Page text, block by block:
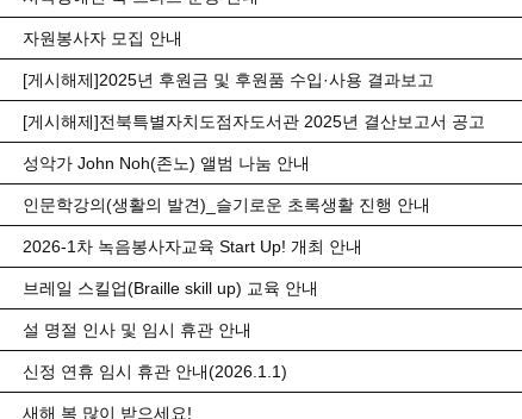
자원봉사자 모집 안내
[게시해제]2025년 후원금 및 후원품 수입·사용 결과보고
[게시해제]전북특별자치도점자도서관 2025년 결산보고서 공고
성악가 John Noh(존노) 앨범 나눔 안내
인문학강의(생활의 발견)_슬기로운 초록생활 진행 안내
2026-1차 녹음봉사자교육 Start Up! 개최 안내
브레일 스킬업(Braille skill up) 교육 안내
설 명절 인사 및 임시 휴관 안내
신정 연휴 임시 휴관 안내(2026.1.1)
새해 복 많이 받으세요!